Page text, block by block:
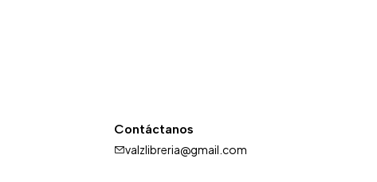
Contáctanos
valzlibreria@gmail.com